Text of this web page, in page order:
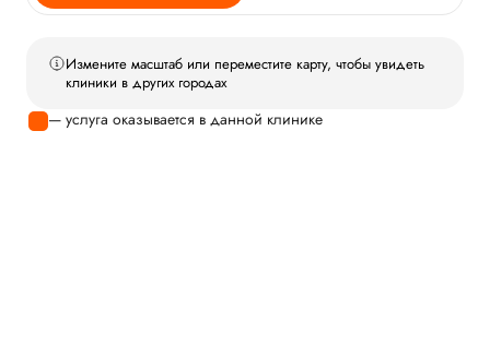
Измените масштаб или переместите карту, чтобы увидеть
клиники в других городах
— услуга оказывается в данной клинике